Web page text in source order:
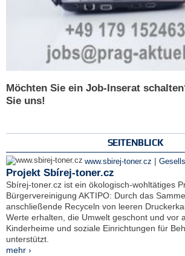
Möchten Sie ein Job-Inserat
Sie uns!
SEITENBLICK
www.sbirej-toner.cz |
Projekt Sbírej-toner.cz
Sbírej-toner.cz ist ein ökologisch-wohltätiges
Bürgervereinigung AKTIPO: Durch das
anschließende Recyceln von leeren
Werte erhalten, die Umwelt geschont und vor
Kinderheime und soziale Einrichtungen für
unterstützt.
mehr ›